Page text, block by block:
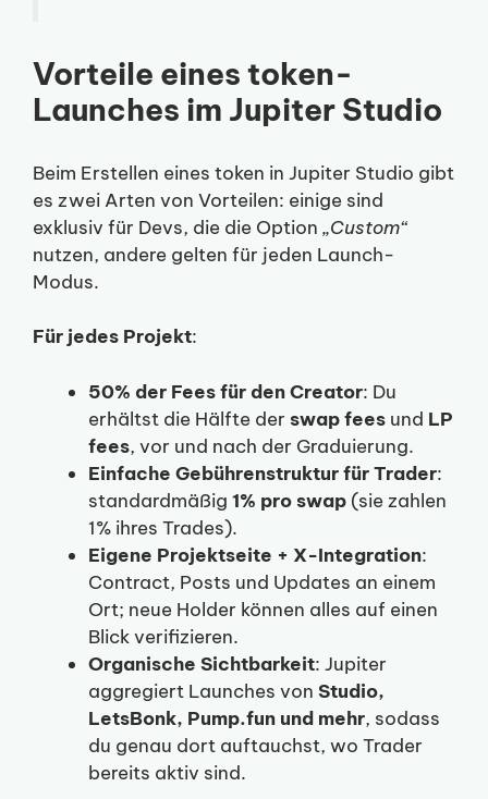
Vorteile eines token-
Launches im Jupiter Studio
Beim Erstellen eines token in Jupiter Studio gibt
es zwei Arten von Vorteilen: einige sind
exklusiv für Devs, die die Option „Custom“
nutzen, andere gelten für jeden Launch-
Modus.
Für jedes Projekt:
50% der Fees für den Creator: Du
erhältst die Hälfte der swap fees und LP
fees, vor und nach der Graduierung.
Einfache Gebührenstruktur für Trader:
standardmäßig 1% pro swap (sie zahlen
1% ihres Trades).
Eigene Projektseite + X-Integration:
Contract, Posts und Updates an einem
Ort; neue Holder können alles auf einen
Blick verifizieren.
Organische Sichtbarkeit: Jupiter
aggregiert Launches von Studio,
LetsBonk, Pump.fun und mehr, sodass
du genau dort auftauchst, wo Trader
bereits aktiv sind.